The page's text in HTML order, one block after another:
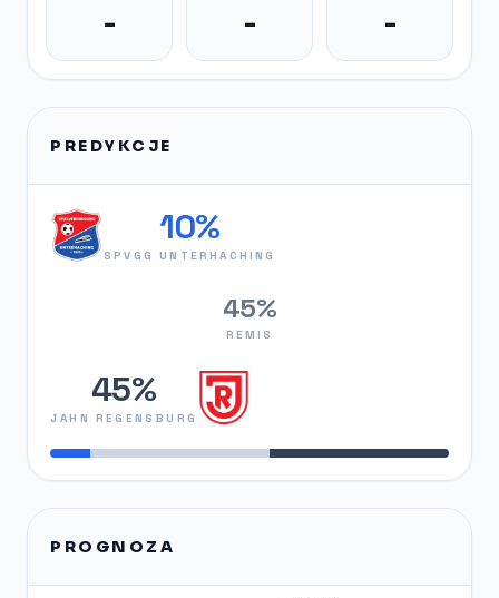
- - -
PREDYKCJE
10%
SPVGG UNTERHACHING
45%
REMIS
45%
JAHN REGENSBURG
PROGNOZA